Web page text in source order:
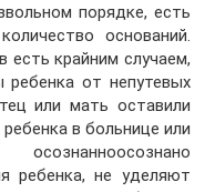
порядке, есть
оснований.
есть крайним случаем,
от непутевых
или мать оставили
в больнице или
ребенка, не уделяют